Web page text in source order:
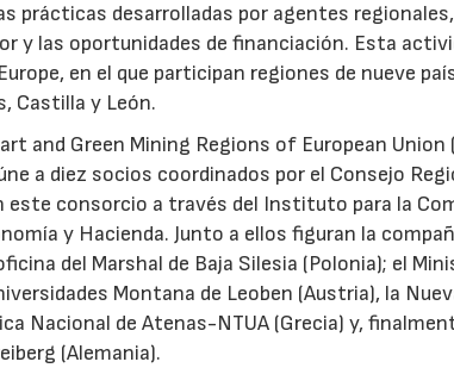
prácticas desarrolladas por agentes
y las oportunidades de financiación. Esta
en el que participan regiones de nueve
Castilla y León.
and Green Mining Regions of European
a diez socios coordinados por el Consejo
este consorcio a través del Instituto para la
y Hacienda. Junto a ellos figuran la
del Marshal de Baja Silesia (Polonia); el
Montana de Leoben (Austria), la
Nacional de Atenas-NTUA (Grecia) y,
(Alemania).